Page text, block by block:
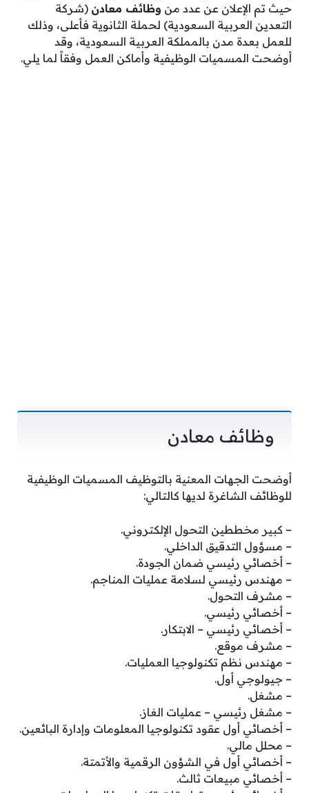
حيث تم الإعلان عن عدد من وظائف معادن (شركة
التعدين العربية السعودية) لحملة الثانوية فأعلى، وذلك
للعمل بعدة مدن بالمملكة العربية السعودية، وقد
أوضحت المسميات الوظيفية وأماكن العمل وفقاً لما يلي.
وظائف معادن
أوضحت الجهات المعنية بالتوظيف المسميات الوظيفية
للوظائف الشاغرة لديها كالتالي:
– كبير مخططين التحول الإلكتروني.
– مسؤول التدقيق الداخلي.
– أخصائي رئيسي ضمان الجودة.
– مهندس رئيسي لسلامة عمليات المناجم.
– مشرف التحول.
– أخصائي رئيسي.
– أخصائي رئيسي – الابتكار.
– مشرف موقع.
– مهندس نظم تكنولوجيا العمليات.
– جيولوجي أول.
– مشغل.
– مشغل رئيسي – عمليات الغاز.
– أخصائي أول عقود تكنولوجيا المعلومات وإدارة البائعين.
– محلل مالي.
– أخصائي أول في الشؤون الرقمية والأتمتة.
– أخصائي مبيعات ثالث.